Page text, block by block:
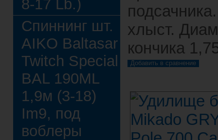
8-17 Lb.)
Спиннинг шт.
AIKO Baltasar
Twitch Special
BAL 190ML
1,9м (3-18)
Im9, под
воблеры
хлыст.
кончика